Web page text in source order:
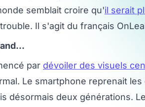
semblait croire qu'il serait
Il s'agit du français
par dévoiler des visuels
Le smartphone reprenait
désormais deux générations.